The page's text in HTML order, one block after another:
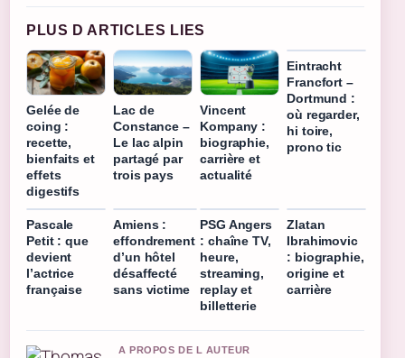
PLUS D ARTICLES LIES
Gelée de
coing :
recette,
bienfaits et
effets
digestifs
Lac de
Constance –
Le lac alpin
partagé par
trois pays
Vincent
Kompany :
biographie,
carrière et
actualité
Eintracht
Francfort –
Dortmund :
où regarder,
hi toire,
prono tic
Pascale
Petit : que
devient
l’actrice
française
Amiens :
effondrement
d’un hôtel
désaffecté
sans victime
PSG Angers
: chaîne TV,
heure,
streaming,
replay et
billetterie
Zlatan
Ibrahimovic
: biographie,
origine et
carrière
A PROPOS DE L AUTEUR